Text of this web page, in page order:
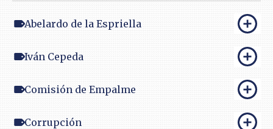
Abelardo de la Espriella
Iván Cepeda
Comisión de Empalme
Corrupción